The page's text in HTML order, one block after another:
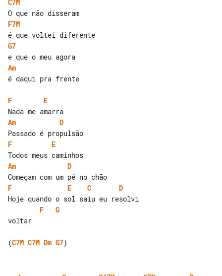
C7M
F7M
G7
Am
é daqui pra frente
F
E
Am
D
F
E
Am
D
F
E C
D
F
G
voltar
(C7M C7M Dm G7